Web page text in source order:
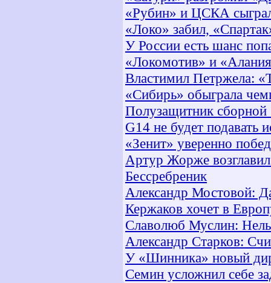
«Рубин» и ЦСКА
«Локо» забил,
У России есть шанс
«Локомотив» и
Властимил Петржела:
«Сибирь» обыграла
Полузащитник
G14 не будет
«Зенит» уверенно
Артур Жорже
Бессребреник
Александр Мостовой:
Кержаков хочет в
Славолюб Муслин:
Александр Старков:
У «Шинника» новый
Семин усложнил себе